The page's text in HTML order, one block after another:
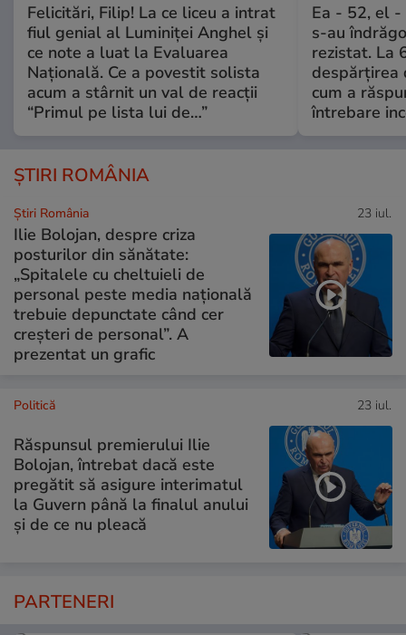
Felicitări, Filip! La ce liceu a intrat
fiul genial al Luminiței Anghel și
ce note a luat la Evaluarea
Națională. Ce a povestit solista
acum a stârnit un val de reacții
“Primul pe lista lui de…”
Ea - 52, el -
s-au
rezistat. La
despărțirea
cum a
întrebare
ȘTIRI ROMÂNIA
Știri România 23 iul.
Ilie Bolojan, despre criza
posturilor din sănătate:
„Spitalele cu cheltuieli de
personal peste media națională
trebuie depunctate când cer
creșteri de personal”. A
prezentat un grafic
Politică 23 iul.
Răspunsul premierului Ilie
Bolojan, întrebat dacă este
pregătit să asigure interimatul
la Guvern până la finalul anului
și de ce nu pleacă
PARTENERI